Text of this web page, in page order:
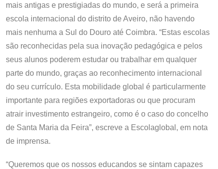
mais antigas e prestigiadas do mundo, e será a primeira
escola internacional do distrito de Aveiro, não havendo
mais nenhuma a Sul do Douro até Coimbra. “Estas escolas
são reconhecidas pela sua inovação pedagógica e pelos
seus alunos poderem estudar ou trabalhar em qualquer
parte do mundo, graças ao reconhecimento internacional
do seu currículo. Esta mobilidade global é particularmente
importante para regiões exportadoras ou que procuram
atrair investimento estrangeiro, como é o caso do concelho
de Santa Maria da Feira”, escreve a Escolaglobal, em nota
de imprensa.
“Queremos que os nossos educandos se sintam capazes